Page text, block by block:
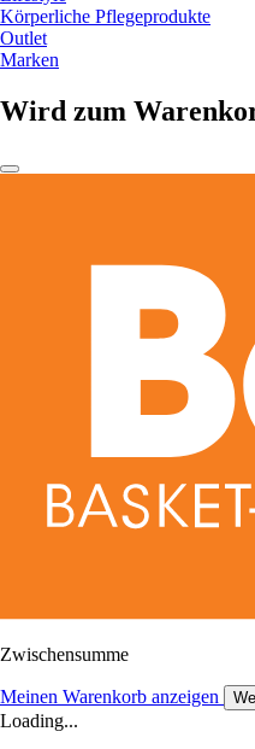
Körperliche Pflegeprodukte
Outlet
Marken
Wird zum
Zwischensumme
Meinen Warenkorb anzeigen
Loading...